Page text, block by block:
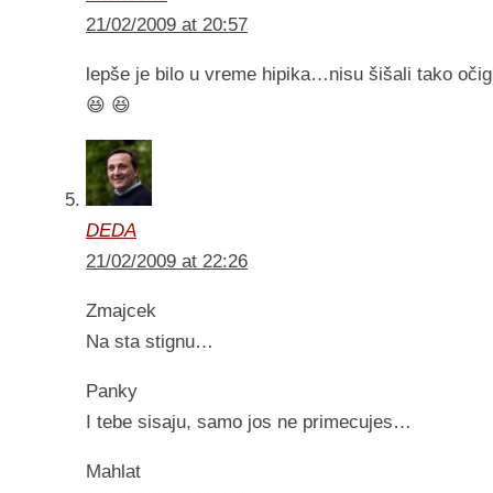
21/02/2009 at 20:57
lepše je bilo u vreme hipika…nisu šišali tako
😆 😆
DEDA
21/02/2009 at 22:26
Zmajcek
Na sta stignu…
Panky
I tebe sisaju, samo jos ne primecujes…
Mahlat